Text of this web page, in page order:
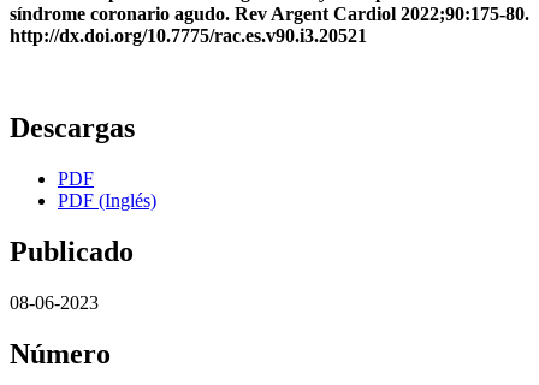
síndrome coronario agudo. Rev Argent Cardiol 2022;90:175-80.
http://dx.doi.org/10.7775/rac.es.v90.i3.20521
Descargas
PDF
PDF (Inglés)
Publicado
08-06-2023
Número